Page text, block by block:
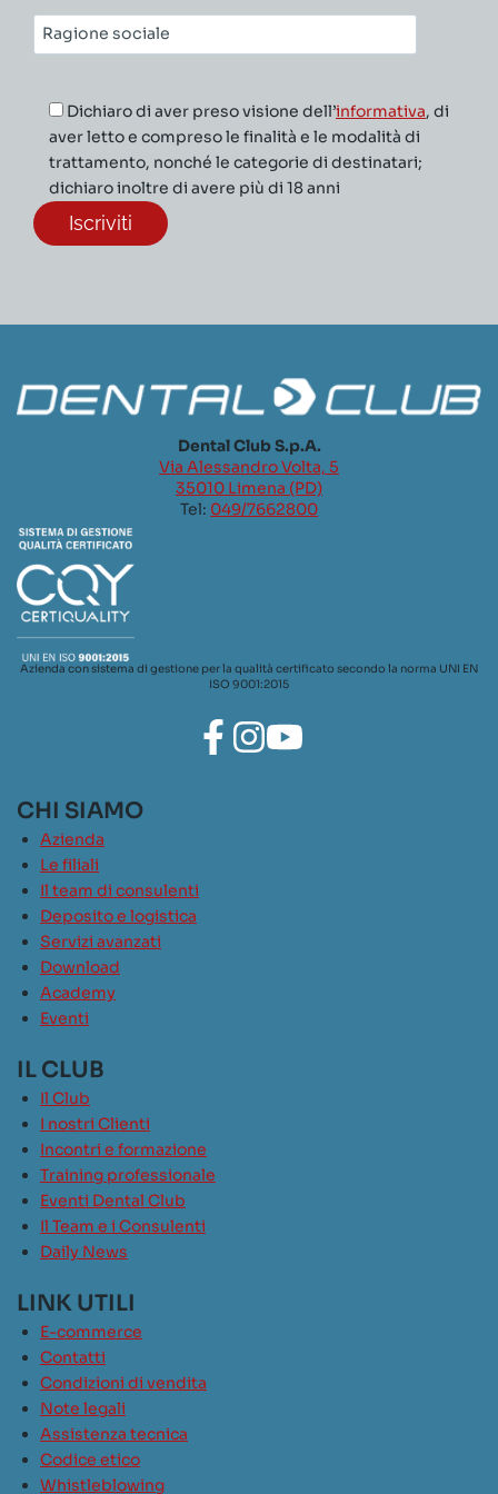
Ragione
sociale*
Dichiaro di aver preso visione dell’informativa, di
aver letto e compreso le finalità e le modalità di
trattamento, nonché le categorie di destinatari;
dichiaro inoltre di avere più di 18 anni
Dental Club S.p.A.
Via Alessandro Volta, 5
35010 Limena (PD)
Tel: 049/7662800
Azienda con sistema di gestione per la qualità certificato secondo la norma UNI EN
ISO 9001:2015
CHI SIAMO
Azienda
Le filiali
Il team di consulenti
Deposito e logistica
Servizi avanzati
Download
Academy
Eventi
IL CLUB
Il Club
I nostri Clienti
Incontri e formazione
Training professionale
Eventi Dental Club
Il Team e i Consulenti
Daily News
LINK UTILI
E-commerce
Contatti
Condizioni di vendita
Note legali
Assistenza tecnica
Codice etico
Whistleblowing